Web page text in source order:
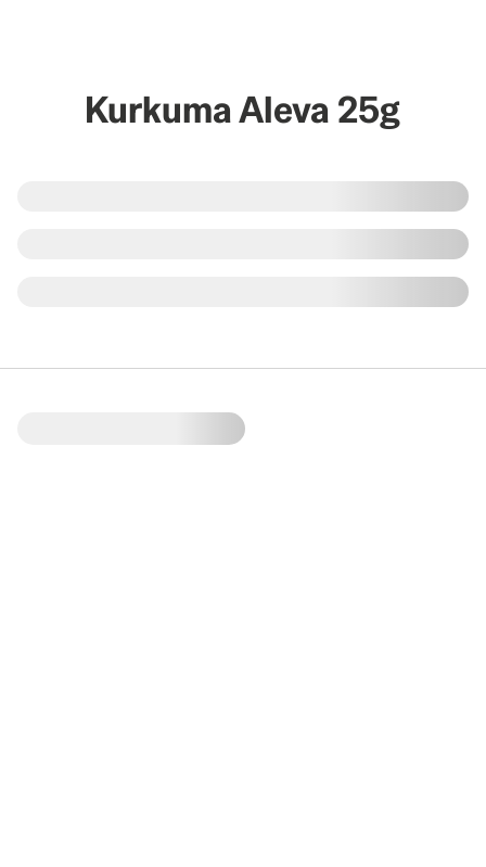
Kurkuma Aleva 25g